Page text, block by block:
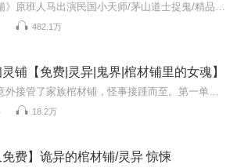
482.1万
铺【免费|灵异|鬼界|棺材铺里的女魂】
18.2万
免费】诡异的棺材铺/灵异 惊悚